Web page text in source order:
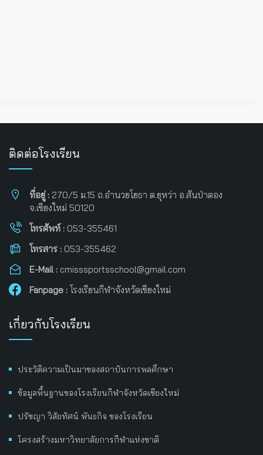
ติดต่อโรงเรียน
ที่อยู่ : 270/5 ม.15 ถ.อำนวยโยธา ต.ยุหว่า อ.สันป่าตอง
จ.เชียงใหม่ 50120
โทรศัพท์ : 053-355461
โทรสาร : 053-355462
E-Mail : cmisssportsschool@gmail.com
Fanpage : โรงเรียนกีฬาจังหวัดเชียงใหม่
เกี่ยวกับโรงเรียน
ประวัติความเป็นมาของสถาบันการพลศึกษา
ข้อมูลพื้นฐานของโรงเรียนกีฬาจังหวัดเชียงใหม่
ปรัชญา วิสัยทัศน์ พันธกิจ ของโรงเรียน
โครงสร้างมหาวิทยาลัยการกีฬาแห่งชาติ